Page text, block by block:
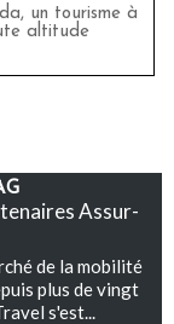
un tourisme à
altitude
Assur-
de la mobilité
plus de vingt
s'est...